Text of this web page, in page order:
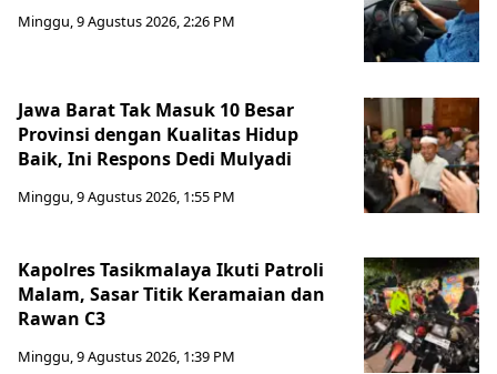
Minggu, 9 Agustus 2026, 2:26 PM
Jawa Barat Tak Masuk 10 Besar
Provinsi dengan Kualitas Hidup
Baik, Ini Respons Dedi Mulyadi
Minggu, 9 Agustus 2026, 1:55 PM
Kapolres Tasikmalaya Ikuti Patroli
Malam, Sasar Titik Keramaian dan
Rawan C3
Minggu, 9 Agustus 2026, 1:39 PM